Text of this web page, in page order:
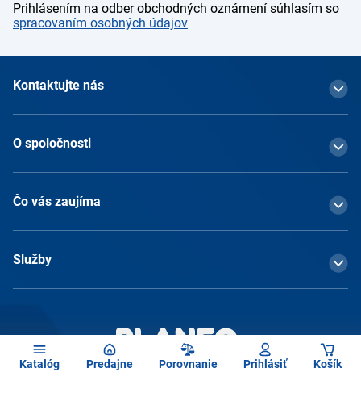
Katalóg Predajne Porovnanie Prihlásiť Košík
Prihlásením na odber obchodných oznámení súhlasím so
spracovaním osobných údajov
Kontaktujte nás
O spoločnosti
Čo vás zaujíma
Služby